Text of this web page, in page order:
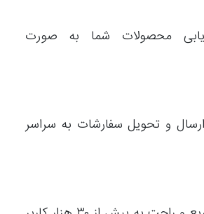
محصولات شما به صورت
و تحویل سفارشات به سراسر